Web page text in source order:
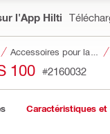
l'App Hilti
100 #2160032
Caractéristiques